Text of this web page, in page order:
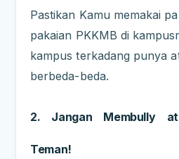
Pastikan Kamu memakai
pakaian PKKMB di
kampus terkadang punya
berbeda-beda.
2. Jangan Membully
Teman!